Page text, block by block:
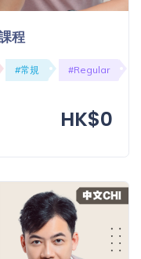
程
#常規 #Regular
HK$0